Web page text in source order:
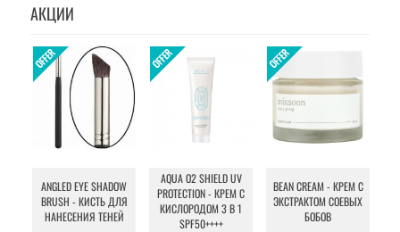
АКЦИИ
ANGLED EYE SHADOW
BRUSH - КИСТЬ ДЛЯ
НАНЕСЕНИЯ ТЕНЕЙ
AQUA O2 SHIELD UV
PROTECTION - КРЕМ С
КИСЛОРОДОМ 3 В 1
SPF50++++
BEAN CREAM - КРЕМ С
ЭКСТРАКТОМ СОЕВЫХ
БОБОВ